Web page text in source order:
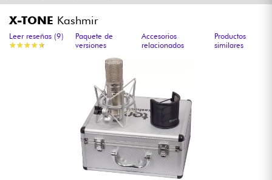
Guitarras & Bajos
Ampli & Efectos
Sintetizadores & samplers
Grabación
X-TONE Kashmir
★★★★★
★★★★★
Leer reseñas (9)
Paquete de
versiones
Accesorios
relacionados
Productos
similares